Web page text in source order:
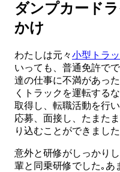
ダンプカード
かけ
わたしは元々小型トラ
いっても、普通免許で
達の仕事に不満があっ
くトラックを運転する
取得し、転職活動を行
応募、面接し、たまた
り込むことができました
意外と研修がしっかり
輩と同乗研修でした｡あ